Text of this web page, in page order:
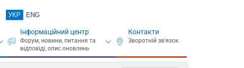
УКР ENG
Інформаційний центр Контакти